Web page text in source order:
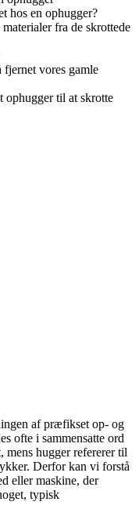
hos en ophugger?
fra de skrottede
vores gamle
ophugger til at skrotte
af præfikset op- og
ofte i sammensatte ord
mens hugger refererer til
Derfor kan vi forstå
eller maskine, der
typisk